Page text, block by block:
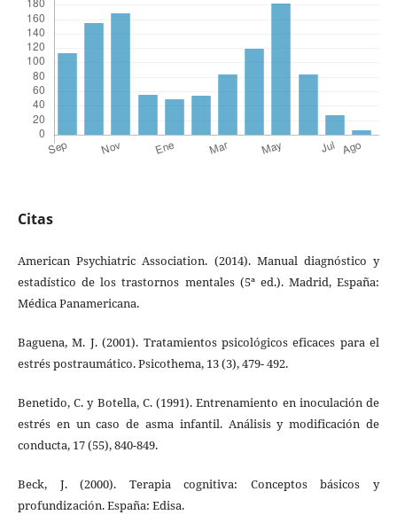
Citas
American Psychiatric Association. (2014). Manual diagnóstico y
estadístico de los trastornos mentales (5ª ed.). Madrid, España:
Médica Panamericana.
Baguena, M. J. (2001). Tratamientos psicológicos eficaces para el
estrés postraumático. Psicothema, 13 (3), 479- 492.
Benetido, C. y Botella, C. (1991). Entrenamiento en inoculación de
estrés en un caso de asma infantil. Análisis y modificación de
conducta, 17 (55), 840-849.
Beck, J. (2000). Terapia cognitiva: Conceptos básicos y
profundización. España: Edisa.